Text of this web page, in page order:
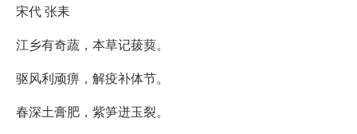
宋代 张耒
江乡有奇蔬，本草记菝葜。
驱风利顽痹，解疫补体节。
春深土膏肥，紫笋迸玉裂。